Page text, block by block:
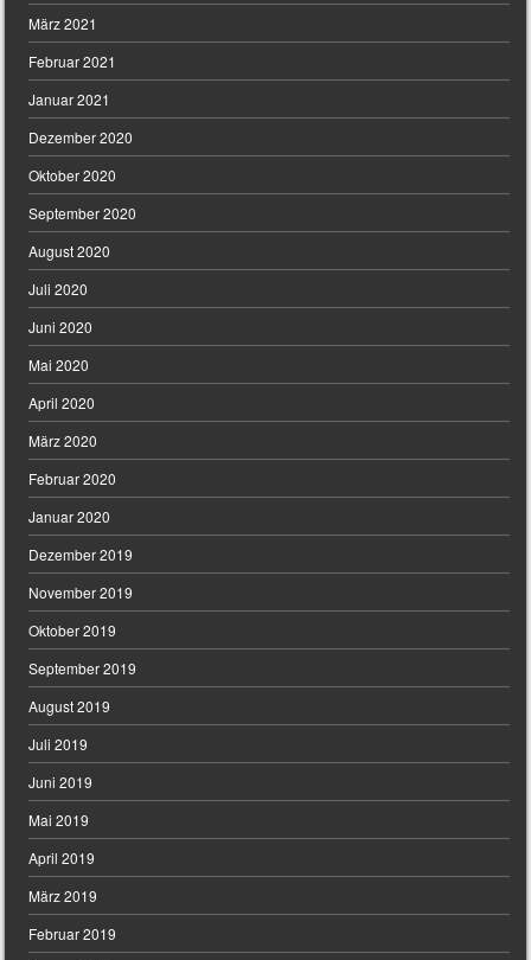
März 2021
Februar 2021
Januar 2021
Dezember 2020
Oktober 2020
September 2020
August 2020
Juli 2020
Juni 2020
Mai 2020
April 2020
März 2020
Februar 2020
Januar 2020
Dezember 2019
November 2019
Oktober 2019
September 2019
August 2019
Juli 2019
Juni 2019
Mai 2019
April 2019
März 2019
Februar 2019